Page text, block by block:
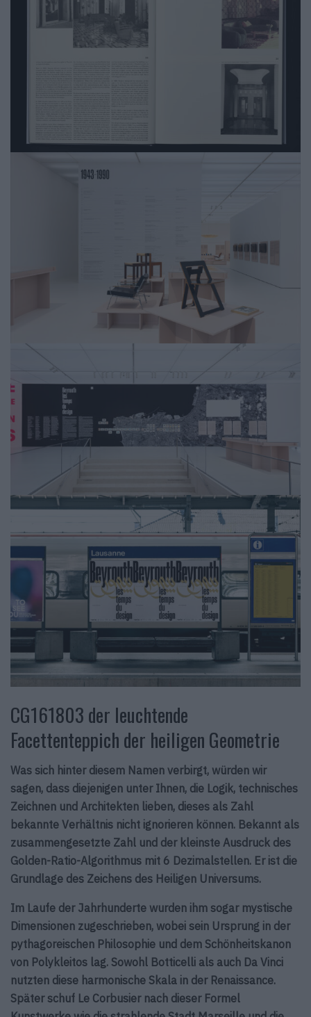
CG161803 der leuchtende
Facettenteppich der heiligen Geometrie
Was sich hinter diesem Namen verbirgt, würden wir
sagen, dass diejenigen unter Ihnen, die Logik, technisches
Zeichnen und Architekten lieben, dieses als Zahl
bekannte Verhältnis nicht ignorieren können. Bekannt als
zusammengesetzte Zahl und der kleinste Ausdruck des
Golden-Ratio-Algorithmus mit 6 Dezimalstellen. Er ist die
Grundlage des Zeichens des Heiligen Universums.
Im Laufe der Jahrhunderte wurden ihm sogar mystische
Dimensionen zugeschrieben, wobei sein Ursprung in der
pythagoreischen Philosophie und dem Schönheitskanon
von Polykleitos lag. Sowohl Botticelli als auch Da Vinci
nutzten diese harmonische Skala in der Renaissance.
Später schuf Le Corbusier nach dieser Formel